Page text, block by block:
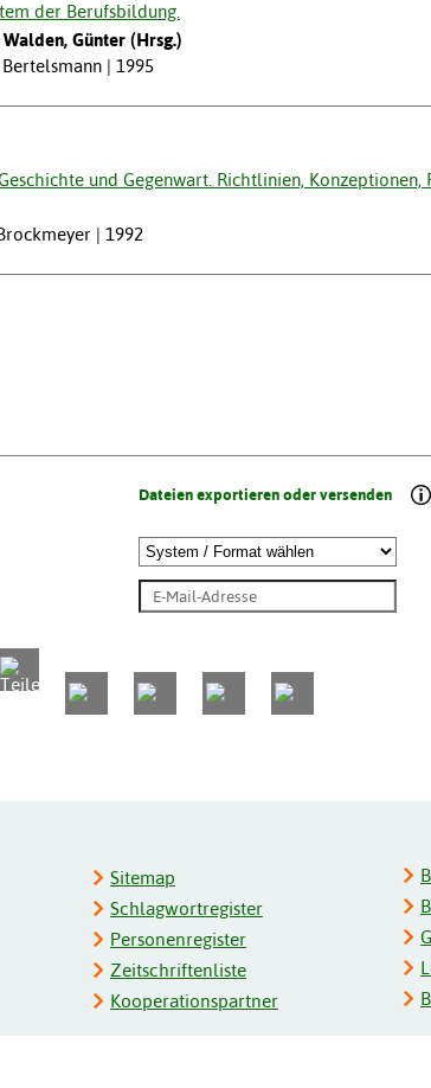
der Berufsbildung.
Günter (Hrsg.)
| 1995
und Gegenwart. Richtlinien, Konzeptionen,
| 1992
Dateien exportieren oder versenden
Sitemap
Schlagwortregister
Personenregister
Zeitschriftenliste
Kooperationspartner